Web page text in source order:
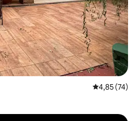
4,85 de uma
4,85 (74)